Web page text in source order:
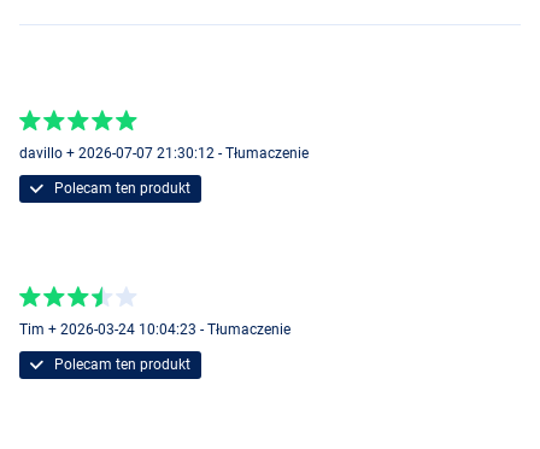
davillo + 2026-07-07 21:30:12 - Tłumaczenie
Polecam ten produkt
Tim + 2026-03-24 10:04:23 - Tłumaczenie
Polecam ten produkt